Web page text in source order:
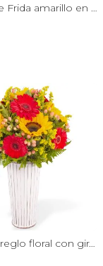
Colores de Frida amarillo en florero - Ánfora con rosas, claveles, estate y limonium
Gretel - Arreglo floral con girasoles, gerberas e hypericum